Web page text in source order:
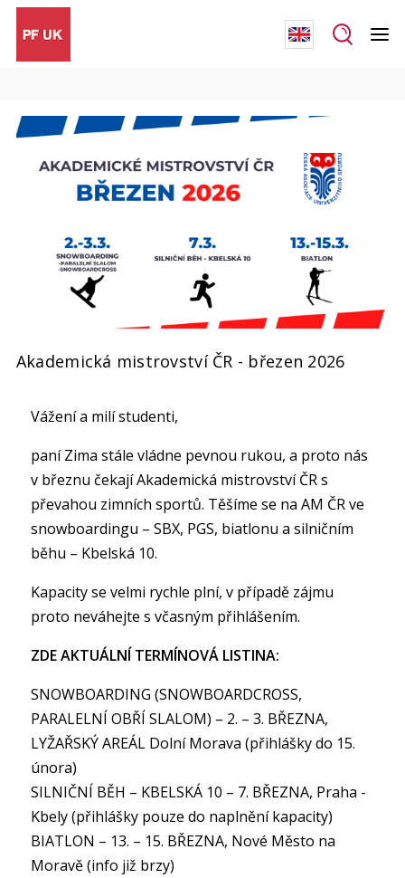
Akademická mistrovství ČR - březen 2026
Vážení a milí studenti,
paní Zima stále vládne pevnou rukou, a proto nás
v březnu čekají Akademická mistrovství ČR s
převahou zimních sportů. Těšíme se na AM ČR ve
snowboardingu – SBX, PGS, biatlonu a silničním
běhu – Kbelská 10.
Kapacity se velmi rychle plní, v případě zájmu
proto neváhejte s včasným přihlášením.
ZDE AKTUÁLNÍ TERMÍNOVÁ LISTINA:
SNOWBOARDING (SNOWBOARDCROSS,
PARALELNÍ OBŘÍ SLALOM) – 2. – 3. BŘEZNA,
LYŽAŘSKÝ AREÁL Dolní Morava (přihlášky do 15.
února)
SILNIČNÍ BĚH – KBELSKÁ 10 – 7. BŘEZNA, Praha -
Kbely (přihlášky pouze do naplnění kapacity)
BIATLON – 13. – 15. BŘEZNA, Nové Město na
Moravě (info již brzy)